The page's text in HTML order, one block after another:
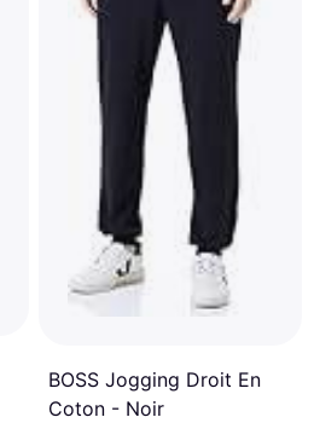
BOSS Jogging Droit En
Coton - Noir